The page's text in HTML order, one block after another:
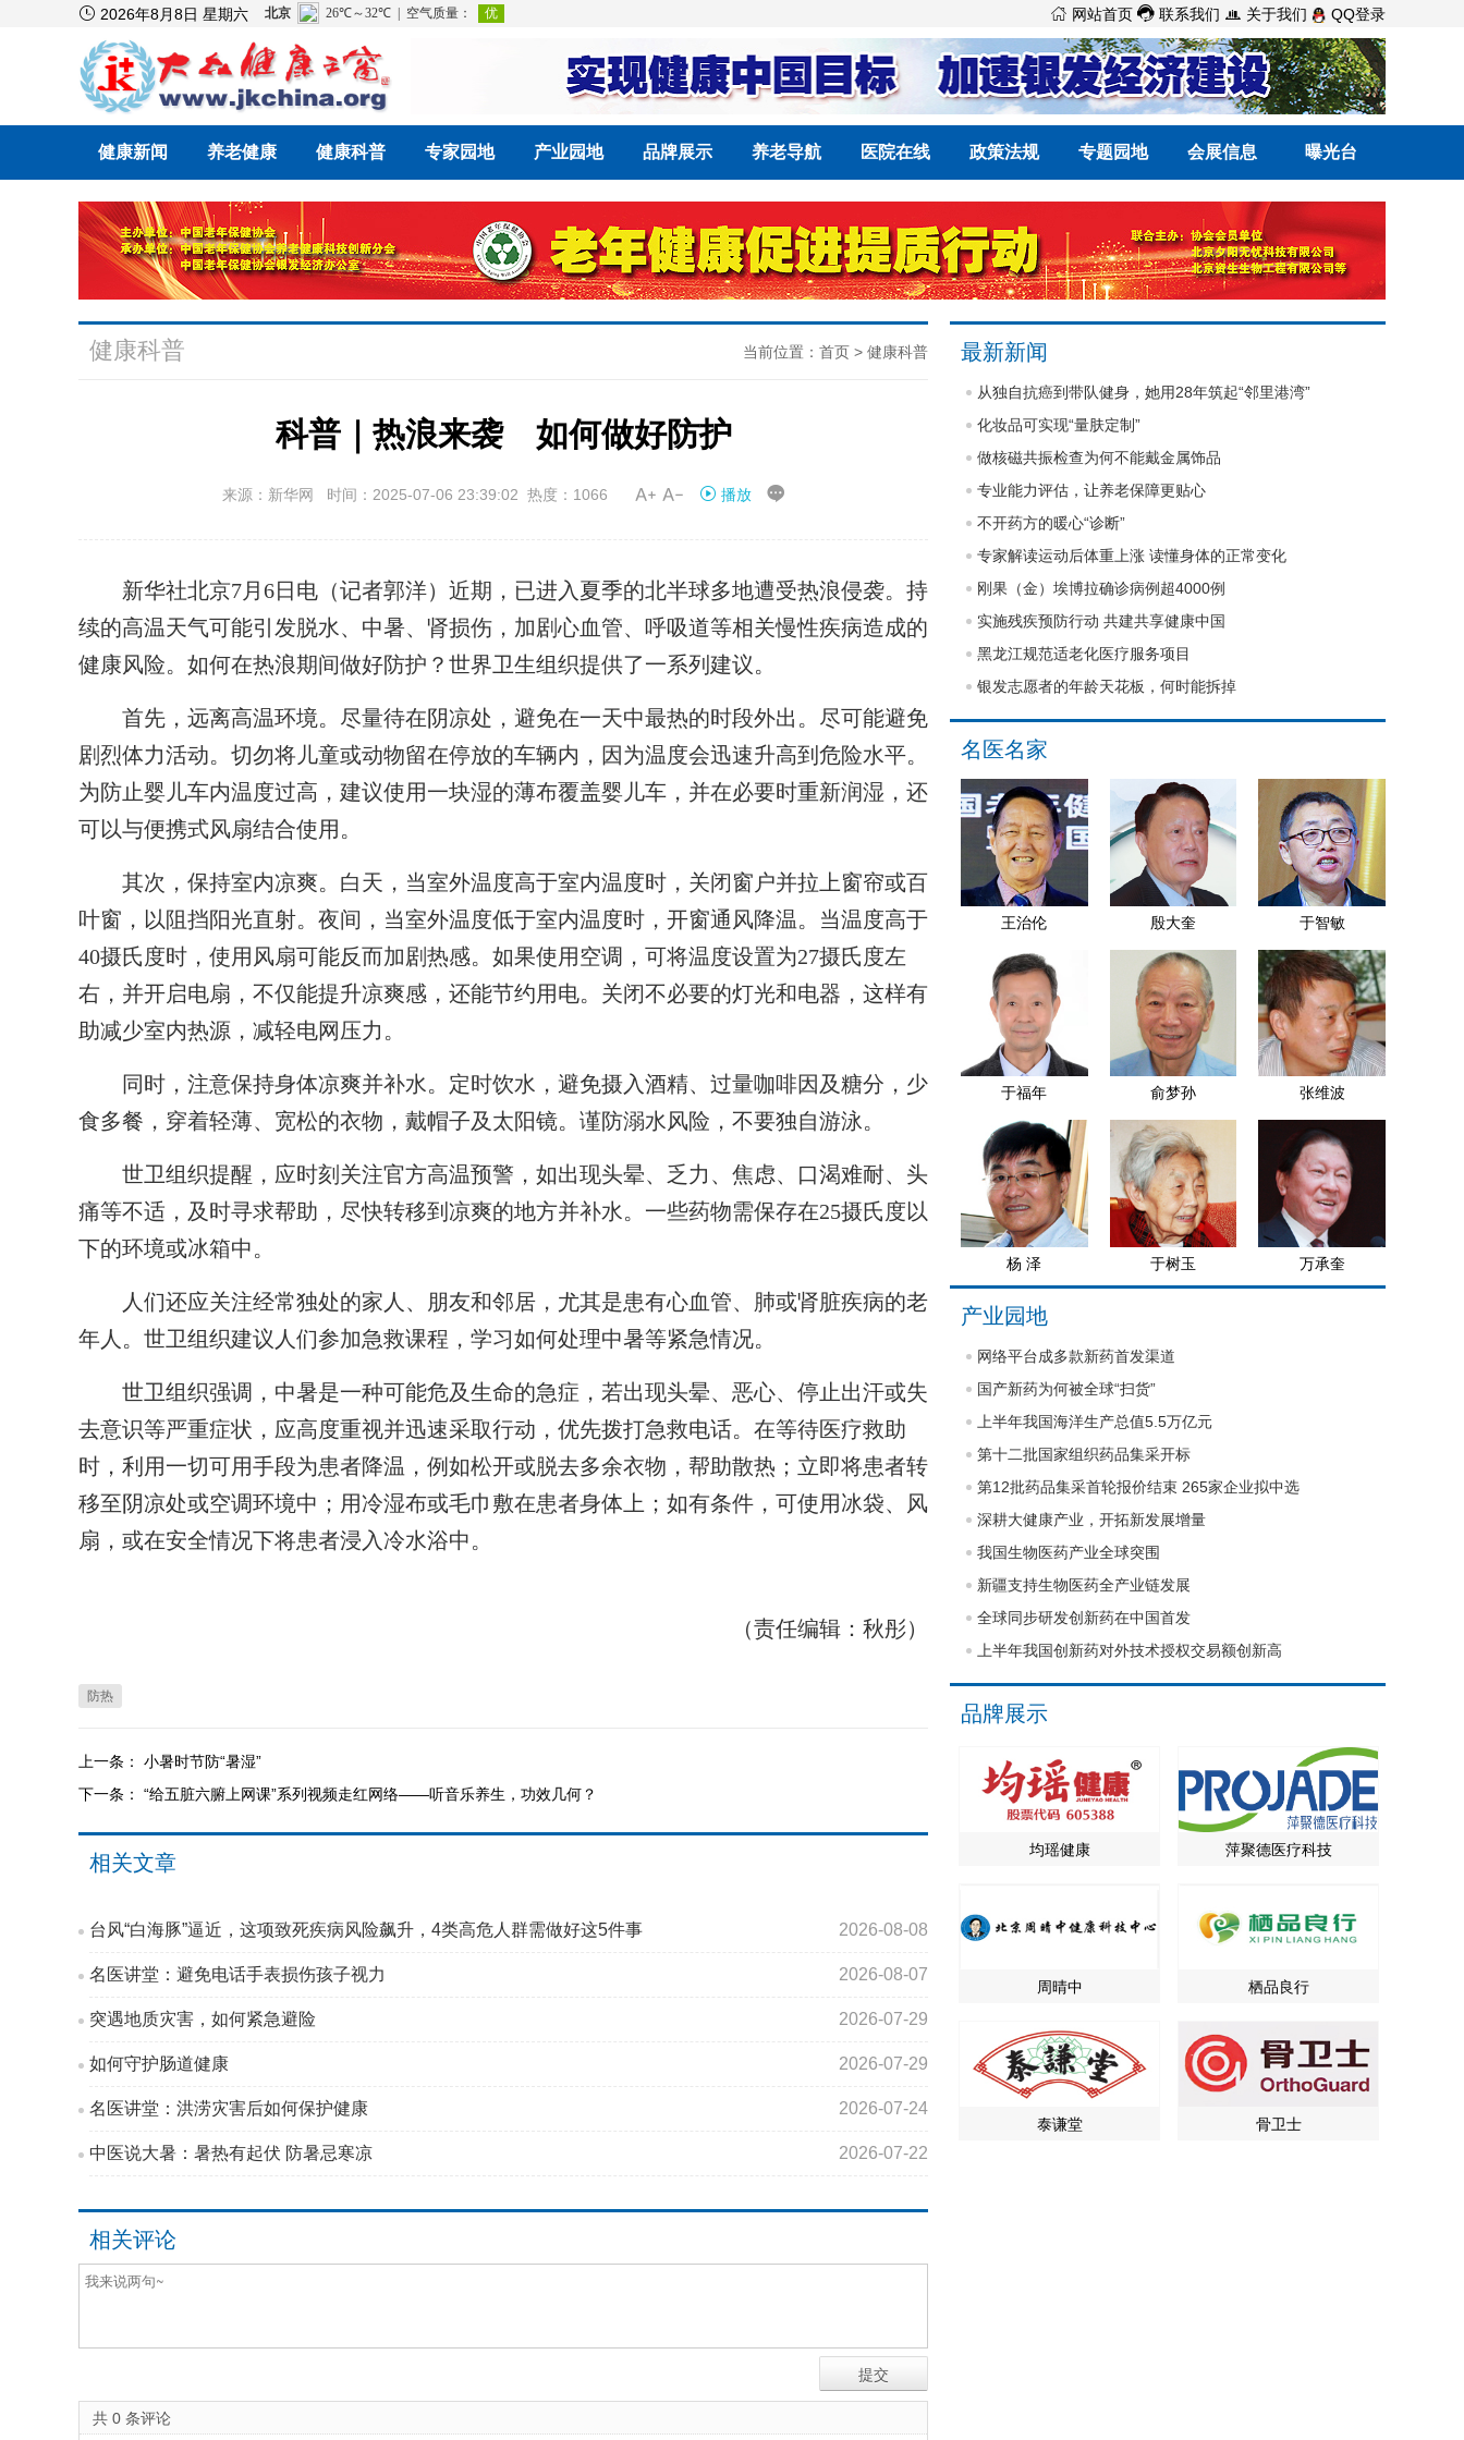
 2026年8月8日 星期六  网站首页  联系我们  关于我们 QQ登录
健康新闻 养老健康 健康科普 专家园地 产业园地 品牌展示 养老导航 医院在线 政策法规 专题园地 会展信息 曝光台
健康科普 当前位置： 首页 > 健康科普
科普｜热浪来袭 如何做好防护
来源：新华网 时间：2025-07-06 23:39:02 热度：1066  播放 
新华社北京7月6日电（记者郭洋）近期，已进入夏季的北半球多地遭受热浪侵袭。持
续的高温天气可能引发脱水、中暑、肾损伤，加剧心血管、呼吸道等相关慢性疾病造成的
健康风险。如何在热浪期间做好防护？世界卫生组织提供了一系列建议。
首先，远离高温环境。尽量待在阴凉处，避免在一天中最热的时段外出。尽可能避免
剧烈体力活动。切勿将儿童或动物留在停放的车辆内，因为温度会迅速升高到危险水平。
为防止婴儿车内温度过高，建议使用一块湿的薄布覆盖婴儿车，并在必要时重新润湿，还
可以与便携式风扇结合使用。
其次，保持室内凉爽。白天，当室外温度高于室内温度时，关闭窗户并拉上窗帘或百
叶窗，以阻挡阳光直射。夜间，当室外温度低于室内温度时，开窗通风降温。当温度高于
40摄氏度时，使用风扇可能反而加剧热感。如果使用空调，可将温度设置为27摄氏度左
右，并开启电扇，不仅能提升凉爽感，还能节约用电。关闭不必要的灯光和电器，这样有
助减少室内热源，减轻电网压力。
同时，注意保持身体凉爽并补水。定时饮水，避免摄入酒精、过量咖啡因及糖分，少
食多餐，穿着轻薄、宽松的衣物，戴帽子及太阳镜。谨防溺水风险，不要独自游泳。
世卫组织提醒，应时刻关注官方高温预警，如出现头晕、乏力、焦虑、口渴难耐、头
痛等不适，及时寻求帮助，尽快转移到凉爽的地方并补水。一些药物需保存在25摄氏度以
下的环境或冰箱中。
人们还应关注经常独处的家人、朋友和邻居，尤其是患有心血管、肺或肾脏疾病的老
年人。世卫组织建议人们参加急救课程，学习如何处理中暑等紧急情况。
世卫组织强调，中暑是一种可能危及生命的急症，若出现头晕、恶心、停止出汗或失
去意识等严重症状，应高度重视并迅速采取行动，优先拨打急救电话。在等待医疗救助
时，利用一切可用手段为患者降温，例如松开或脱去多余衣物，帮助散热；立即将患者转
移至阴凉处或空调环境中；用冷湿布或毛巾敷在患者身体上；如有条件，可使用冰袋、风
扇，或在安全情况下将患者浸入冷水浴中。
（责任编辑：秋彤）
防热
上一条： 小暑时节防“暑湿”
下一条： “给五脏六腑上网课”系列视频走红网络——听音乐养生，功效几何？
相关文章
台风“白海豚”逼近，这项致死疾病风险飙升，4类高危人群需做好这5件事 2026-08-08
名医讲堂：避免电话手表损伤孩子视力 2026-08-07
突遇地质灾害，如何紧急避险 2026-07-29
如何守护肠道健康 2026-07-29
名医讲堂：洪涝灾害后如何保护健康 2026-07-24
中医说大暑：暑热有起伏 防暑忌寒凉 2026-07-22
相关评论
共 0 条评论
最新新闻
从独自抗癌到带队健身，她用28年筑起“邻里港湾”
化妆品可实现“量肤定制”
做核磁共振检查为何不能戴金属饰品
专业能力评估，让养老保障更贴心
不开药方的暖心“诊断”
专家解读运动后体重上涨 读懂身体的正常变化
刚果（金）埃博拉确诊病例超4000例
实施残疾预防行动 共建共享健康中国
黑龙江规范适老化医疗服务项目
银发志愿者的年龄天花板，何时能拆掉
名医名家
王治伦 殷大奎 于智敏
于福年 俞梦孙 张维波
杨 泽 于树玉 万承奎
产业园地
网络平台成多款新药首发渠道
国产新药为何被全球“扫货”
上半年我国海洋生产总值5.5万亿元
第十二批国家组织药品集采开标
第12批药品集采首轮报价结束 265家企业拟中选
深耕大健康产业，开拓新发展增量
我国生物医药产业全球突围
新疆支持生物医药全产业链发展
全球同步研发创新药在中国首发
上半年我国创新药对外技术授权交易额创新高
品牌展示
均瑶健康 萍聚德医疗科技
周晴中 栖品良行
泰谦堂 骨卫士